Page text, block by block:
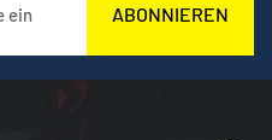
ABONNIEREN